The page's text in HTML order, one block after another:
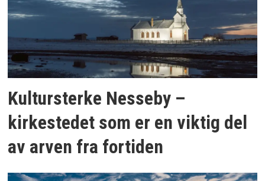
Kultursterke Nesseby –
kirkestedet som er en viktig del
av arven fra fortiden